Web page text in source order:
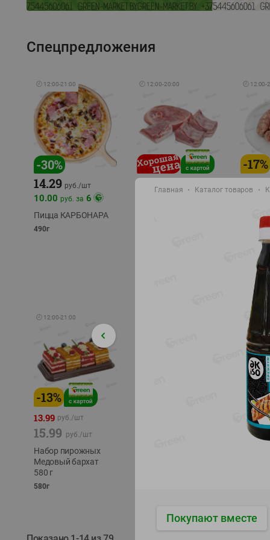
Спецпредложения
🕘 12:00-21:00
-30%
14.29 руб./шт
10.00 руб. за 6
Пицца КАРБОНАРА
490г
🕘 12:00-20:00
10.49
🕘 12:00-
-17%
охлажд
🕘 12:00-21:00
-13%
13.99 руб./шт
15.99 руб./шт
Набор пирожных
Медовый бархат
580 г
580г
-24%
4.99
ТОФУ
Главная Каталог товаров
Покупают вместе